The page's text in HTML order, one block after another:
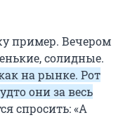
пример. Вечером
солидные.
на рынке. Рот
они за весь
спросить: «А